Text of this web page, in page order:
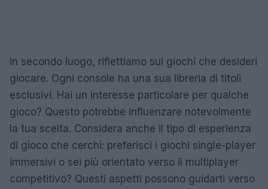
In secondo luogo, riflettiamo sui giochi che desideri
giocare. Ogni console ha una sua libreria di titoli
esclusivi. Hai un interesse particolare per qualche
gioco? Questo potrebbe influenzare notevolmente
la tua scelta. Considera anche il tipo di esperienza
di gioco che cerchi: preferisci i giochi single-player
immersivi o sei più orientato verso il multiplayer
competitivo? Questi aspetti possono guidarti verso